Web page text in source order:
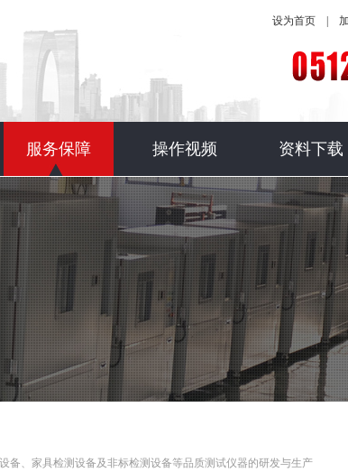
设为首页
服务保障 操作视频 资料下载
备、家具检测设备及非标检测设备等品质测试仪器的研发与生产